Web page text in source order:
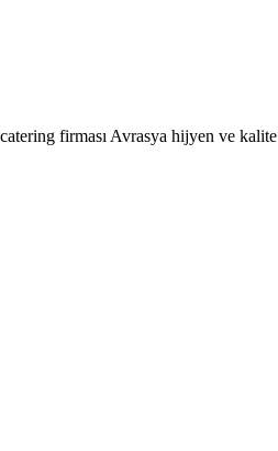
firması Avrasya hijyen ve kalite